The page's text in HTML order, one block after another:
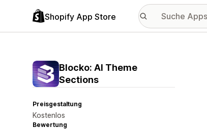
Shopify App Store
Blocko: AI Theme
Sections
Preisgestaltung
Kostenlos
Bewertung